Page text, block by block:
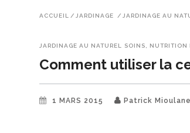
ACCUEIL / JARDINAGE / JARDINAGE AU
JARDINAGE AU NATUREL SOINS, NUTRITION
Comment utiliser la
1 MARS 2015 Patrick Mioulane